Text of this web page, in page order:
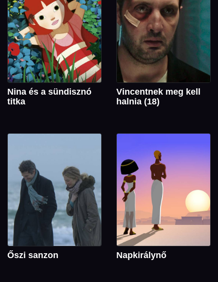
Nina és a sündisznó
titka
Vincentnek meg kell
halnia (18)
Őszi sanzon Napkirálynő